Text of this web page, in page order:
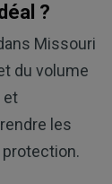
?
Missouri
du volume
et
les